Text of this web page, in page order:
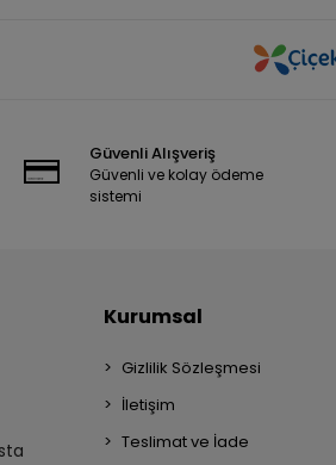
Güvenli Alışveriş
Güvenli ve kolay ödeme
sistemi
Kurumsal
Gizlilik Sözleşmesi
İletişim
Teslimat ve İade